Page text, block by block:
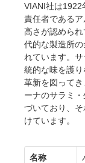
VIANI社は1922
責任者である
高さが認めら
代的な製造所
れています。
統的な味を護
革新を図って
ーナのサラミ
づいており、
けています。
名称